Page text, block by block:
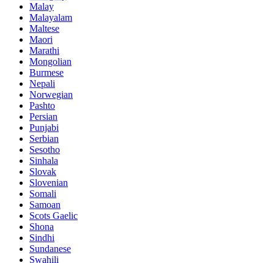
Malay
Malayalam
Maltese
Maori
Marathi
Mongolian
Burmese
Nepali
Norwegian
Pashto
Persian
Punjabi
Serbian
Sesotho
Sinhala
Slovak
Slovenian
Somali
Samoan
Scots Gaelic
Shona
Sindhi
Sundanese
Swahili